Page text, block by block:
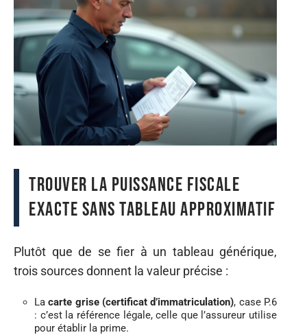
Trouver la puissance fiscale
exacte sans tableau approximatif
Plutôt que de se fier à un tableau générique,
trois sources donnent la valeur précise :
Lacarte grise (certificat d’immatriculation), case P.6
: c’est la référence légale, celle que l’assureur utilise
pour établir la prime.